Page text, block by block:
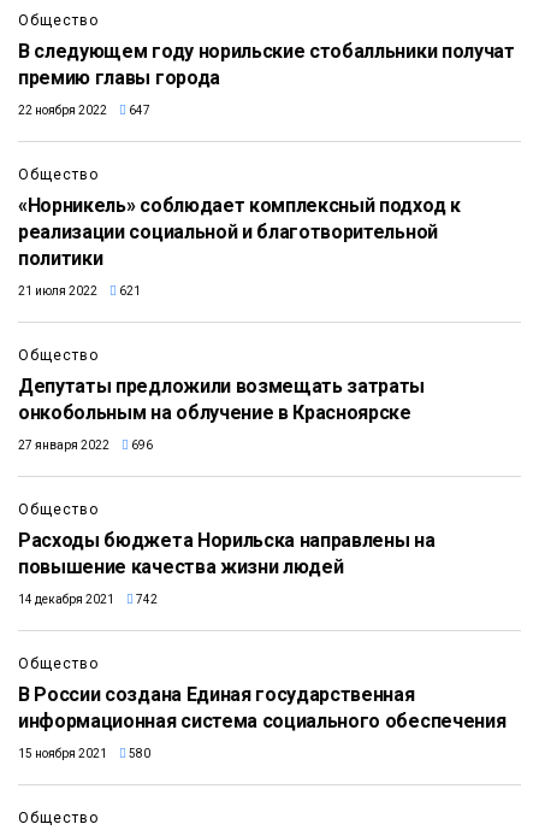
Общество
В следующем году норильские стобалльники получат
премию главы города
22 ноября 2022 647
Общество
«Норникель» соблюдает комплексный подход к
реализации социальной и благотворительной
политики
21 июля 2022 621
Общество
Депутаты предложили возмещать затраты
онкобольным на облучение в Красноярске
27 января 2022 696
Общество
Расходы бюджета Норильска направлены на
повышение качества жизни людей
14 декабря 2021 742
Общество
В России создана Единая государственная
информационная система социального обеспечения
15 ноября 2021 580
Общество